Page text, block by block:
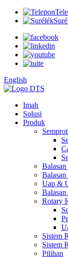
English
Imah
Solusi
Produk
Balasan
Uap &
Rotary
Sistem
Sistem
Pilihan